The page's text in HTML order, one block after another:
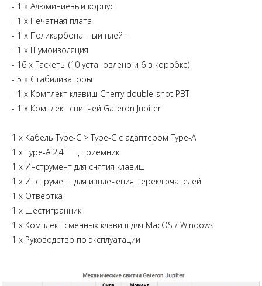
- 1 х Алюминиевый корпус
- 1 х Печатная плата
- 1 х Поликарбонатный плейт
- 1 х Шумоизоляция
- 16 х Гаскеты (10 установлено и 6 в коробке)
- 5 х Стабилизаторы
- 1 x Комплект клавиш Cherry double-shot PBT
- 1 x Комплект свитчей Gateron Jupiter
1 x Кабель Type-C > Type-C с адаптером Type-A
1 x Type-A 2,4 ГГц приемник
1 х Инструмент для снятия клавиш
1 х Инструмент для извлечения переключателей
1 х Отвертка
1 х Шестигранник
1 х Комплект сменных клавиш для MacOS / Windows
1 х Руководство по эксплуатации